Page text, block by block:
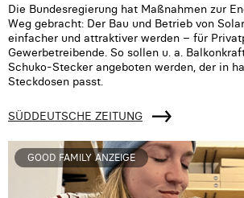
Die Bundesregierung hat Maßnahmen zur
Weg gebracht: Der Bau und Betrieb von
einfacher und attraktiver werden – für
Gewerbetreibende. So sollen u. a.
Schuko-Stecker angeboten werden, der in
Steckdosen passt.
SÜDDEUTSCHE ZEITUNG
GOOD FAMILY ANZEIGE